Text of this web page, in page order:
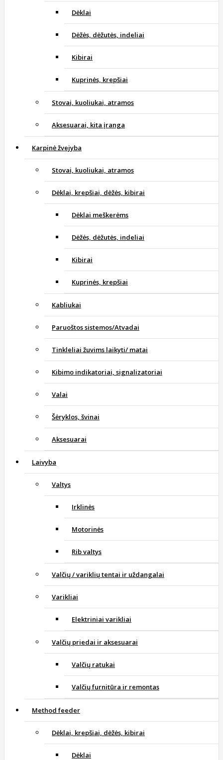
Dėklai
Dėžės, dėžutės, indeliai
Kibirai
Kuprinės, krepšiai
Stovai, kuoliukai, atramos
Aksesuarai, kita įranga
Karpinė žvejyba
Stovai, kuoliukai, atramos
Dėklai, krepšiai, dėžės, kibirai
Dėklai meškerėms
Dėžės, dėžutės, indeliai
Kibirai
Kuprinės, krepšiai
Kabliukai
Paruoštos sistemos/Atvadai
Tinkleliai žuvims laikyti/ matai
Kibimo indikatoriai, signalizatoriai
Valai
Šėryklos, švinai
Aksesuarai
Laivyba
Valtys
Irklinės
Motorinės
Rib valtys
Valčių / variklių tentai ir uždangalai
Varikliai
Elektriniai varikliai
Valčių priedai ir aksesuarai
Valčių ratukai
Valčių furnitūra ir remontas
Method feeder
Dėklai, krepšiai, dėžės, kibirai
Dėklai